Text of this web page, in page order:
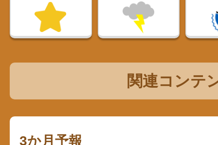
関連コンテ
3か月予報